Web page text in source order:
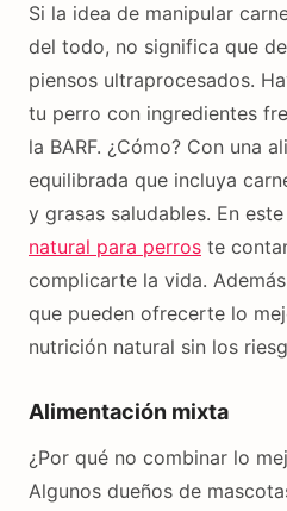
Si la idea de manipular
del todo, no significa que
piensos ultraprocesados.
tu perro con ingredientes
la BARF. ¿Cómo? Con una
equilibrada que incluya
y grasas saludables. En
natural para perros te
complicarte la vida.
que pueden ofrecerte lo
nutrición natural sin los
Alimentación mixta
¿Por qué no combinar lo
Algunos dueños de